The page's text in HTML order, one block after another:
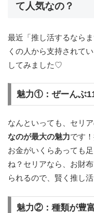
て人気なの？
最近「推し活するなら
くの人から支持されて
してみました♡
魅力①：ぜーんぶ
なんといっても、セリ
なのが最大の魅力です
お金がいくらあっても
ね？セリアなら、お財
られるので、賢く推し
魅力②：種類が豊